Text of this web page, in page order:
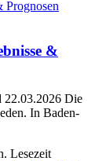
&
22.03.2026 Die
In Baden-
Lesezeit